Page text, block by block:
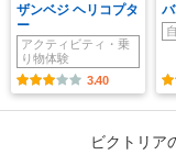
ザンベジ ヘリコプタ
ー
アクティビティ・乗
り物体験
3.40
ビクトリア